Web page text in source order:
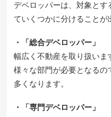
デベロッパーは、対象と
ていくつかに分けることが
・「総合デベロッパー」
幅広く不動産を取り扱いま
様々な部門が必要となる
多くなります。
・「専門デベロッパー」